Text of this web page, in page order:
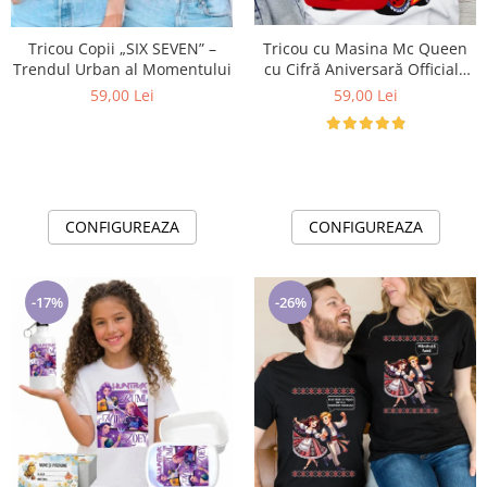
Lenjerii de pat pentru copii
Cadouri Cuplu
Fashion
Pijamale de CRACIUN
Pijamale
WINTER Collection
Incaltaminte
Seturi elegante femei
Umbrele
Pijamale de copii
Pijamale BIG SIZE femei
Cadouri ocazii speciale
Tricouri de craciun
Tricou Copii „SIX SEVEN” –
Trendul Urban al Momentului
59,00 Lei
CONFIGUREAZA
Tricou cu Masina Mc Queen
cu Cifră Aniversară Official|
Cadou Personalizat e-CADOU
59,00 Lei
CONFIGUREAZA
-17% -26%